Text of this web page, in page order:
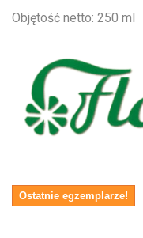
Objętość netto: 250 ml
Ostatnie egzemplarze!